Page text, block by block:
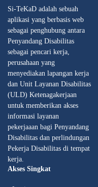
Si-TeKaD adalah sebuah
aplikasi yang berbasis web
sebagai penghubung antara
Penyandang Disabilitas
sebagai pencari kerja,
perusahaan yang
menyediakan lapangan kerja
dan Unit Layanan Disabilitas
(ULD) Ketenagakerjaan
untuk memberikan akses
informasi layanan
pekerjaaan bagi Penyandang
Disabilitas dan perlindungan
Pekerja Disabilitas di tempat
kerja.
Akses Singkat